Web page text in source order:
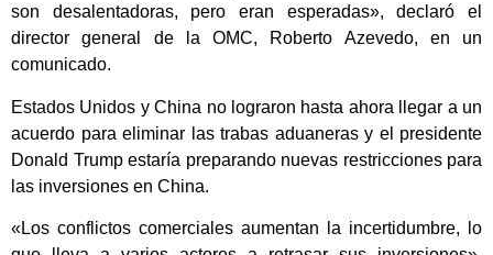
son desalentadoras, pero eran esperadas», declaró el
director general de la OMC, Roberto Azevedo, en un
comunicado.
Estados Unidos y China no lograron hasta ahora llegar a un
acuerdo para eliminar las trabas aduaneras y el presidente
Donald Trump estaría preparando nuevas restricciones para
las inversiones en China.
«Los conflictos comerciales aumentan la incertidumbre, lo